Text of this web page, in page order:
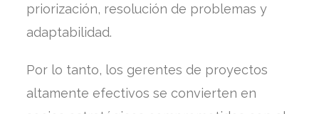
priorización, resolución de problemas y
adaptabilidad.
Por lo tanto, los gerentes de proyectos
altamente efectivos se convierten en